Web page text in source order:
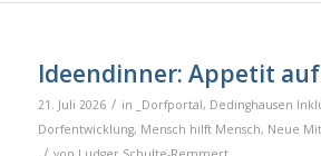
Ideendinner: Appetit
21. Juli 2026 / in _Dorfportal, Dedinghausen
Dorfentwicklung, Mensch hilft Mensch, Neue